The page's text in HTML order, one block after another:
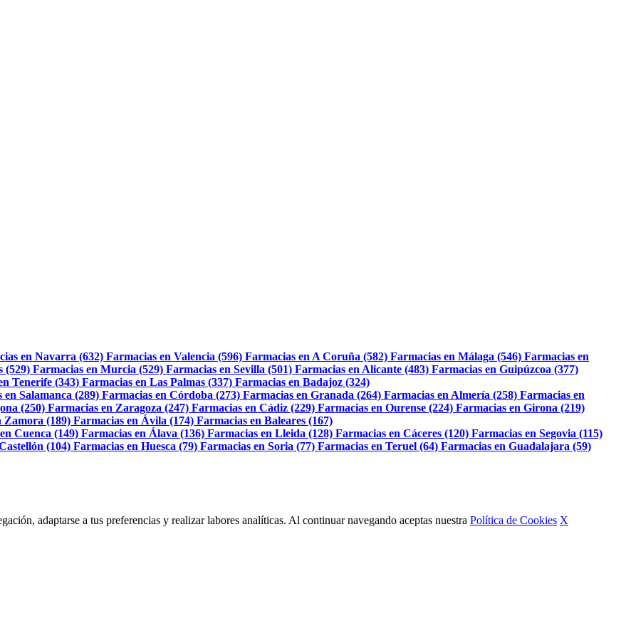
en Navarra (632) Farmacias en Valencia (596) Farmacias en A Coruña (582) Farmacias en Málaga (546) Farmacias en
(529) Farmacias en Murcia (529) Farmacias en Sevilla (501) Farmacias en Alicante (483) Farmacias en Guipúzcoa (377)
Tenerife (343) Farmacias en Las Palmas (337) Farmacias en Badajoz (324)
en Salamanca (289) Farmacias en Córdoba (273) Farmacias en Granada (264) Farmacias en Almería (258) Farmacias en
(250) Farmacias en Zaragoza (247) Farmacias en Cádiz (229) Farmacias en Ourense (224) Farmacias en Girona (219)
Zamora (189) Farmacias en Ávila (174) Farmacias en Baleares (167)
Cuenca (149) Farmacias en Álava (136) Farmacias en Lleida (128) Farmacias en Cáceres (120) Farmacias en Segovia (115)
(104) Farmacias en Huesca (79) Farmacias en Soria (77) Farmacias en Teruel (64) Farmacias en Guadalajara (59)
adaptarse a tus preferencias y realizar labores analíticas. Al continuar navegando aceptas nuestra Política de Cookies X